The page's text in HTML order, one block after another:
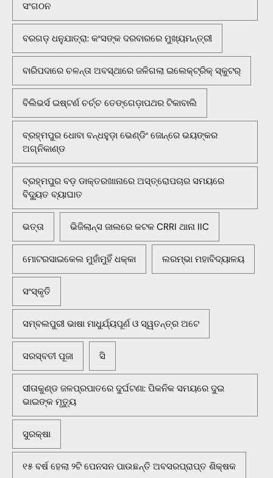
ସଂଗଠନ
ବରଗଡ଼ ଧନୁଯାତ୍ରା: କଂସଙ୍କ ଦରବାରରେ ମୁଖ୍ୟମନ୍ତ୍ରୀ
ବାରିପଦାରେ ଚଳନ୍ତା ଅବସ୍ଥାରେ ଜଳିଗଲା ଇଲେକ୍ଟ୍ରିକ୍ ସ୍କୁଟର୍
ବିଲିଭର୍ସ ଇଷ୍ଟର୍ଣ ଚର୍ଚ୍ଚ ତେଙ୍ଗେଡ଼ାପଥର ଟିକାବାଲି
ବ୍ରହ୍ମପୁର ଧୋବା ବନ୍ଧହୁଡ଼ା ଭେଣ୍ଡିଂ ଜୋନ୍‌ରେ ଭୟଙ୍କର
ଅଗ୍ନିକାଣ୍ଡ
ବ୍ରହ୍ମପୁର ବଡ଼ ଡାକ୍ତରଖାନାରେ ଅସ୍ତ୍ରୋପଚାର ସମୟରେ
ବିଦ୍ୟୁତ ବ୍ୟାଘାତ
ଭତ୍ତା ଭିଜିଲାନ୍ସ ଜାଲରେ କଟକ CRRI ଥାନା IIC
ମୋଟରସାଇକେଲ ମୁହାଁମୁହିଁ ଧକ୍କା ଲରମ୍ଭା ମହାବିଦ୍ୟାଳୟ
ସଂସ୍କୃତି
ସମ୍ବଲପୁରୀ ଭାଷା ମାଧୁର୍ଯ୍ୟପୂର୍ଣ ଓ ସ୍ୱତନ୍ତ୍ର ଅଟେ
ସରସ୍ବତୀ ପୂଜା ସି
ସୀତାକୁଣ୍ଡ ଜଳପ୍ରପାତରେ ଦୁର୍ଘଟଣା: ପିକନିକ ସମୟରେ ଦୁଇ
ଭାଇଙ୍କ ମୃତ୍ୟୁ
ସୁରକ୍ଷା
୧୫ ବର୍ଷ ହେଲା ୨ଟି ପେନସନ ପାଉଛନ୍ତି ଅବସରପ୍ରାପ୍ତ ଶିକ୍ଷକ